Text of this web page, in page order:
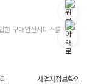
한 구매안전서비스를 이용
사업자정보확인